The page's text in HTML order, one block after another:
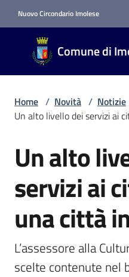
Nuovo Circondario Imolese
Comune di
Comune
di Imola
RETE
Novità
Menu selezionato
Servizi
Vivere
Imola
Home / Novità / Notizie
Un alto livello dei servizi ai
Salta al contenuto
Un alto
servizi ai
una città
L’assessore alla
scelte contenute nel